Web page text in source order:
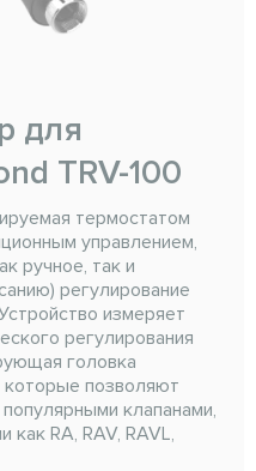
для
TRV-100
термостатом
управлением,
ручное, так и
регулирование
измеряет
регулирования
головка
которые позволяют
клапанами,
RA, RAV, RAVL,